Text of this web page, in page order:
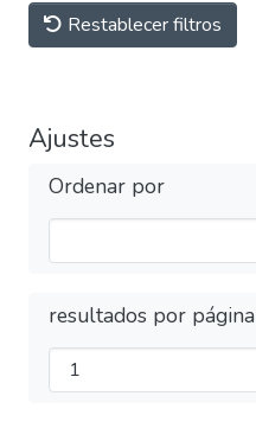
Restablecer filtros
Ajustes
Ordenar por
resultados por página